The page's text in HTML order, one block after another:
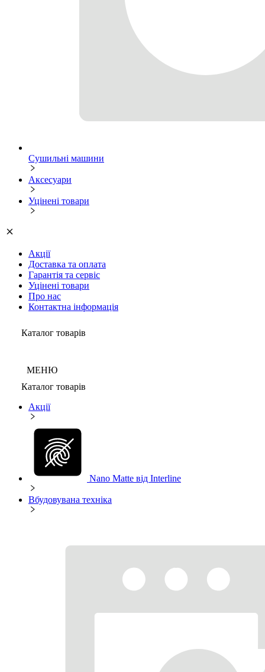
Сушильні машини
Аксесуари
Уцінені товари
Акції
Доставка та оплата
Гарантія та сервіс
Уцінені товари
Про нас
Контактна інформація
Каталог товарів
МЕНЮ
Каталог товарів
Акції
Nano Matte від Interline
Вбудовувана техніка